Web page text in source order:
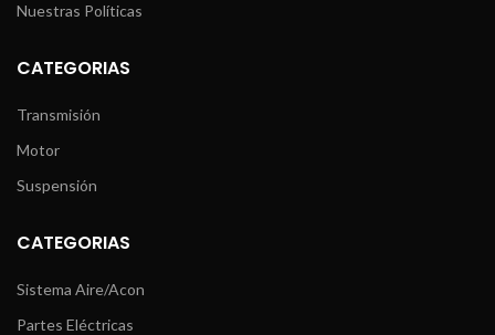
Nuestras Políticas
CATEGORIAS
Transmisión
Motor
Suspensión
CATEGORIAS
Sistema Aire/Acon
Partes Eléctricas